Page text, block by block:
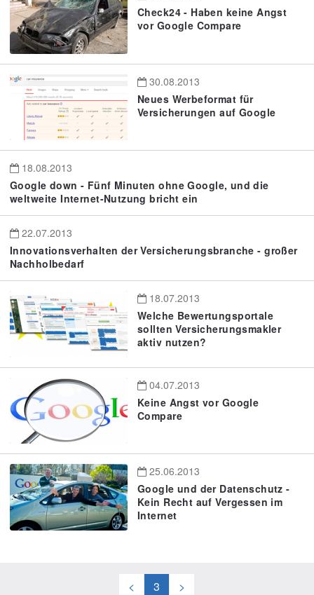
Check24 - Haben keine Angst
vor Google Compare
30.08.2013
Neues Werbeformat für
Versicherungen auf Google
18.08.2013
Google down - Fünf Minuten ohne Google, und die
weltweite Internet-Nutzung bricht ein
22.07.2013
Innovationsverhalten der Versicherungsbranche - großer
Nachholbedarf
18.07.2013
Welche Bewertungsportale
sollten Versicherungsmakler
aktiv nutzen?
04.07.2013
Keine Angst vor Google
Compare
25.06.2013
Google und der Datenschutz -
Kein Recht auf Vergessen im
Internet
< 3 >